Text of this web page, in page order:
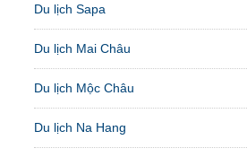
Du lịch Sapa
Du lịch Mai Châu
Du lịch Mộc Châu
Du lịch Na Hang